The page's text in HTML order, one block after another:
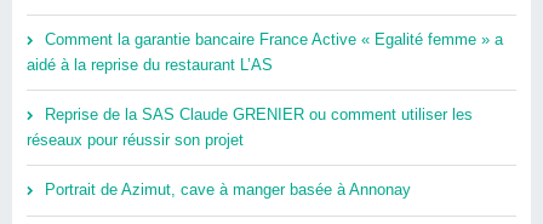
Comment la garantie bancaire France Active « Egalité femme » a
aidé à la reprise du restaurant L’AS
Reprise de la SAS Claude GRENIER ou comment utiliser les
réseaux pour réussir son projet
Portrait de Azimut, cave à manger basée à Annonay